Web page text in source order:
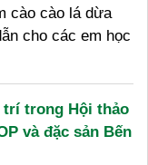
cào cào lá dừa
cho các em học
trí trong Hội thảo
và đặc sản Bến